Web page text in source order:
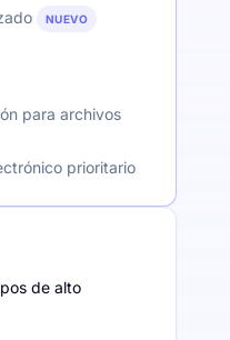
NUEVO
para archivos
prioritario
de alto